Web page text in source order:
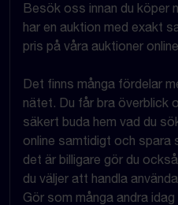
Besök oss innan du köper
har en auktion med exakt
pris på våra auktioner
Det finns många fördelar
nätet. Du får bra överblick
säkert buda hem vad du
online samtidigt och spara
det är billigare gör du
du väljer att handla
Gör som många andra